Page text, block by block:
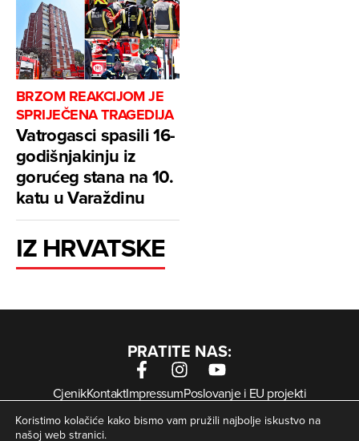
BRZOM REAKCIJOM JE
SPRIJEČENA TRAGEDIJA
Vatrogasci spasili 16-
godišnjakinju iz
gorućeg stana na 10.
katu u Varaždinu
IZ HRVATSKE
PRATITE NAS:
CjenikKontaktImpressumPoslovanje i EU projekti
Arhiva digitalnih novina
Uvjeti korištenjaZaštita privatnosti
Kolačići
Koristimo kolačiće kako bismo vam pružili najbolje iskustvo na
našoj web stranici.